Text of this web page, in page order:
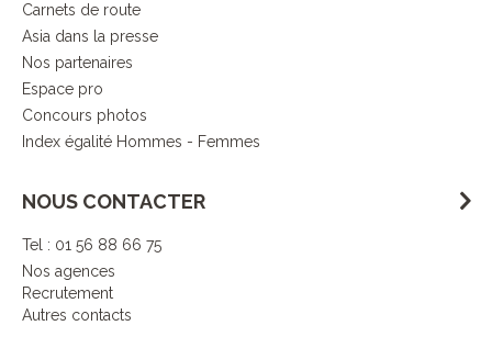
Carnets de route
Asia dans la presse
Nos partenaires
Espace pro
Concours photos
Index égalité Hommes - Femmes
NOUS CONTACTER
Tel : 01 56 88 66 75
Nos agences
Recrutement
Autres contacts